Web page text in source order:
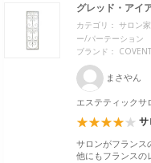
グレッド・アイ
カテゴリ： サロン
ー/パーテーション
ブランド：
まさやん
エステティックサ
サ
サロンがフランス
他にもフランスの